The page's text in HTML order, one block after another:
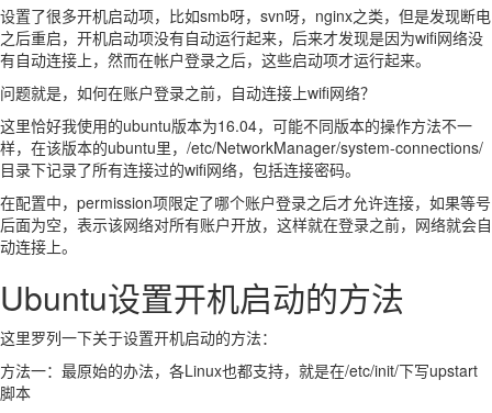
设置了很多开机启动项，比如smb呀，svn呀，nginx之类，但是发现断电
之后重启，开机启动项没有自动运行起来，后来才发现是因为wifi网络没
有自动连接上，然而在帐户登录之后，这些启动项才运行起来。
问题就是，如何在账户登录之前，自动连接上wifi网络？
这里恰好我使用的ubuntu版本为16.04，可能不同版本的操作方法不一
样，在该版本的ubuntu里，/etc/NetworkManager/system-connections/
目录下记录了所有连接过的wifi网络，包括连接密码。
在配置中，permission项限定了哪个账户登录之后才允许连接，如果等号
后面为空，表示该网络对所有账户开放，这样就在登录之前，网络就会自
动连接上。
Ubuntu设置开机启动的方法
这里罗列一下关于设置开机启动的方法：
方法一：最原始的办法，各Linux也都支持，就是在/etc/init/下写upstart
脚本